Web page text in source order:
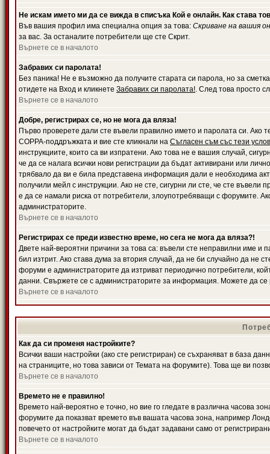
Не искам името ми да се вижда в списъка Кой е онлайн. Как става
Във вашия профил има специална опция за това: Скриване на вашия
за вас. За останалите потребители ще сте Скрит.
Върнете се в началото
Забравих си паролата!
Без паника! Не е възможно да получите старата си парола, но за
отидете на Вход и кликнете Забравих си паролата!. След това просто
Върнете се в началото
Добре, регистрирах се, но не мога да вляза!
Първо проверете дали сте въвели правилно името и паролата си. Ако
COPPA-поддръжката и вие сте кликнали на Съгласен съм със тези
инструкциите, които са ви изпратени. Ако това не е вашия случай,
че да се налага всички нови регистрации да бъдат активирани или
трябвало да ви е била представена информация дали е необходима
получили мейл с инструкции. Ако не сте, сигурни ли сте, че сте
е да се намали риска от потребители, злоупотребяващи с форумите.
администраторите.
Върнете се в началото
Регистрирах се преди известно време, но сега не мога да вляза?!
Двете най-вероятни причини за това са: въвели сте неправилни име и
бил изтрит. Ако става дума за втория случай, да не би случайно да
форуми е администраторите да изтриват периодично потребители,
данни. Свържете се с администраторите за информация. Можете да се
Върнете се в началото
Как да си променя настройките?
Всички ваши настройки (ако сте регистриран) се съхраняват в база
на страниците, но това зависи от Темата на форумите). Това ще ви
Върнете се в началото
Времето не е правилно!
Времето най-вероятно е точно, но вие го гледате в различна часова
форумите да показват времето във вашата часова зона, например
повечето от настройките могат да бъдат задавани само от
Върнете се в началото